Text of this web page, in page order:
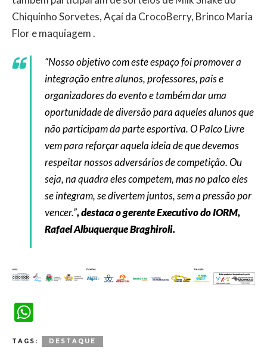
Chiquinho Sorvetes, Açaí da CrocoBerry, Brinco Maria
Flor e maquiagem .
“Nosso objetivo com este espaço foi promover a
integração entre alunos, professores, pais e
organizadores do evento e também dar uma
oportunidade de diversão para aqueles alunos que
não participam da parte esportiva. O Palco Livre
vem para reforçar aquela ideia de que devemos
respeitar nossos adversários de competição. Ou
seja, na quadra eles competem, mas no palco eles
se integram, se divertem juntos, sem a pressão por
vencer.”, destaca o gerente Executivo do IORM,
Rafael Albuquerque Braghiroli.
TAGS: DESTAQUE